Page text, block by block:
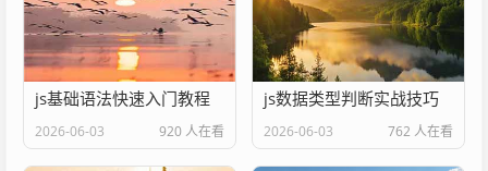
js基础语法快速入门教程
2026-06-03 920 人在看
js数据类型判断实战技巧
2026-06-03 762 人在看